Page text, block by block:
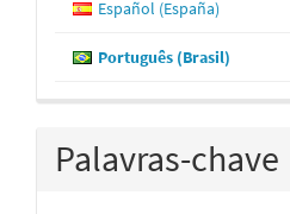
Español (España)
Português (Brasil)
Palavras-chave